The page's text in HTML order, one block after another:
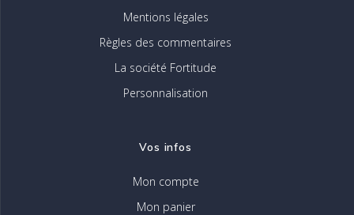
Mentions légales
Règles des commentaires
La société Fortitude
Personnalisation
Vos infos
Mon compte
Mon panier